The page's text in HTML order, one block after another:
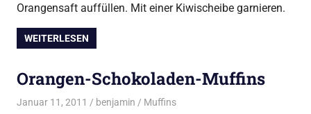
Orangensaft auffüllen. Mit einer Kiwischeibe garnieren.
WEITERLESEN
Orangen-Schokoladen-Muffins
Januar 11, 2011 benjamin Muffins